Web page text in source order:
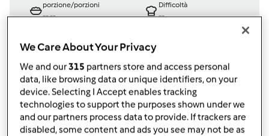
porzione/porzioni
----
Difficoltà
--
Testata ufficialmente
Bimby ® TM 21
daOspite
published: 22-08-2002
modificata: 11-12-2012
We Care About Your Privacy
We and our315 partners store and access personal
data, like browsing data or unique identifiers, on your
device. Selecting I Accept enables tracking
technologies to support the purposes shown under we
and our partners process data to provide. If trackers are
disabled, some content and ads you see may not be as